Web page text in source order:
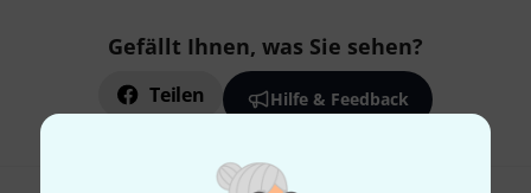
Gefällt Ihnen, was Sie sehen?
Teilen Hilfe & Feedback